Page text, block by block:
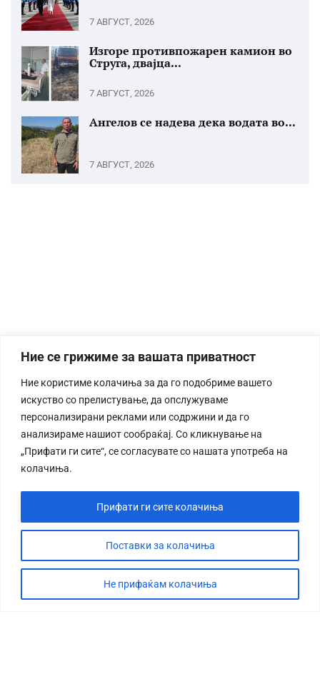
Ние се грижиме за вашата приватност
Ние користиме колачиња за да го подобриме вашето
искуство со прелистување, да опслужуваме
персонализирани реклами или содржини и да го
анализираме нашиот сообраќај. Со кликнување на
„Прифати ги сите“, се согласувате со нашата употреба на
колачиња.
Поставки за колачиња
Не прифаќам колачиња
Прифати ги сите колачиња
7 АВГУСТ, 2026
Изгоре противпожарен камион во
Струга, двајца...
7 АВГУСТ, 2026
Ангелов се надева дека водата во...
7 АВГУСТ, 2026